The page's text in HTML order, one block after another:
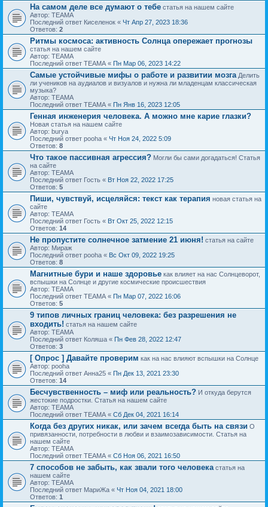
На самом деле все думают о тебе статья на нашем сайте
Автор: ТЕАМА
Последний ответ Киселенок « Чт Апр 27, 2023 18:36
Ответов: 2
Ритмы космоса: активность Солнца опережает прогнозы
статья на нашем сайте
Автор: ТЕАМА
Последний ответ ТЕАМА « Пн Мар 06, 2023 14:22
Самые устойчивые мифы о работе и развитии мозга Делить
ли учеников на аудиалов и визуалов и нужна ли младенцам классическая
музыка?
Автор: ТЕАМА
Последний ответ ТЕАМА « Пн Янв 16, 2023 12:05
Генная инженерия человека. А можно мне карие глазки?
Новая статья на нашем сайте
Автор: burya
Последний ответ pooha « Чт Ноя 24, 2022 5:09
Ответов: 8
Что такое пассивная агрессия? Могли бы сами догадаться! Статья
на сайте
Автор: ТЕАМА
Последний ответ Гость « Вт Ноя 22, 2022 17:25
Ответов: 5
Пиши, чувствуй, исцеляйся: текст как терапия новая статья на
сайте
Автор: ТЕАМА
Последний ответ Гость « Вт Окт 25, 2022 12:15
Ответов: 14
Не пропустите солнечное затмение 21 июня! статья на сайте
Автор: Мираж
Последний ответ pooha « Вс Окт 09, 2022 19:25
Ответов: 8
Магнитные бури и наше здоровье как влияет на нас Солнцеворот,
вспышки на Солнце и другие космические происшествия
Автор: ТЕАМА
Последний ответ ТЕАМА « Пн Мар 07, 2022 16:06
Ответов: 5
9 типов личных границ человека: без разрешения не
входить! статья на нашем сайте
Автор: ТЕАМА
Последний ответ Коляша « Пн Фев 28, 2022 12:47
Ответов: 3
[ Опрос ] Давайте проверим как на нас влияют вспышки на Солнце
Автор: pooha
Последний ответ Анна25 « Пн Дек 13, 2021 23:30
Ответов: 14
Бесчувственность – миф или реальность? И откуда берутся
жестокие подростки. Статья на нашем сайте
Автор: ТЕАМА
Последний ответ ТЕАМА « Сб Дек 04, 2021 16:14
Когда без других никак, или зачем всегда быть на связи О
привязанности, потребности в любви и взаимозависимости. Статья на
нашем сайте
Автор: ТЕАМА
Последний ответ ТЕАМА « Сб Ноя 06, 2021 16:50
7 способов не забыть, как звали того человека статья на
нашем сайте
Автор: ТЕАМА
Последний ответ МариЖа « Чт Ноя 04, 2021 18:00
Ответов: 1